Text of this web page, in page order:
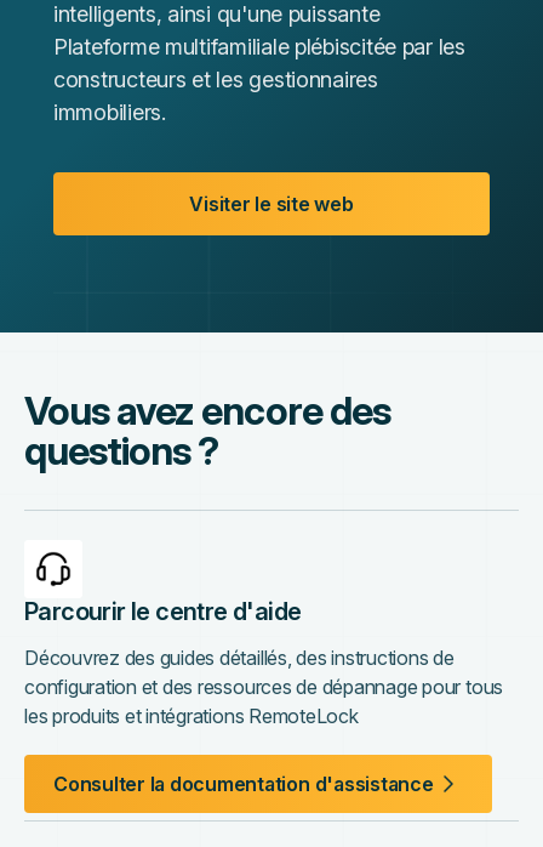
intelligents, ainsi qu'une puissante
Plateforme multifamiliale plébiscitée par les
constructeurs et les gestionnaires
immobiliers.
Visiter le site web
Vous avez encore des
questions ?
Parcourir le centre d'aide
Découvrez des guides détaillés, des instructions de
configuration et des ressources de dépannage pour tous
les produits et intégrations RemoteLock
Consulter la documentation d'assistance